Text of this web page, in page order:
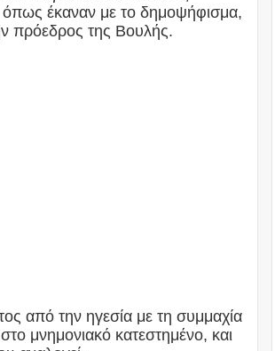
όπως έκαναν με το δημοψήφισμα,
πρόεδρος της Βουλής.
από την ηγεσία με τη συμμαχία
μνημονιακό κατεστημένο, και